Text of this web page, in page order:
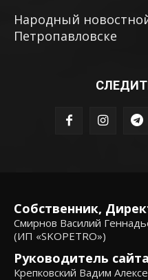
Народный
Петропавловске
Собственник,
Смирнов Василий
(ИП «SKOPETRO»)
Руководитель сайта
Крепковский Вадим